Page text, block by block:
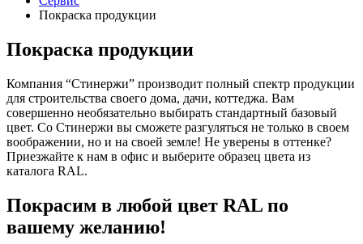
Покраска продукции
Покраска продукции
Компания “Стинержи” производит полный спектр продукции
для строительства своего дома, дачи, коттеджа. Вам
совершенно необязательно выбирать стандартный базовый
цвет. Со Стинержи вы сможете разгуляться не только в своем
воображении, но и на своей земле! Не уверены в оттенке?
Приезжайте к нам в офис и выберите образец цвета из
каталога RAL.
Покрасим в любой цвет RAL по
вашему желанию!